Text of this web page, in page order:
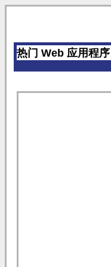
热门 Web 应用程序